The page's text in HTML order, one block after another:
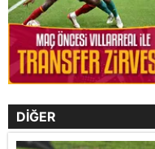
DİĞER